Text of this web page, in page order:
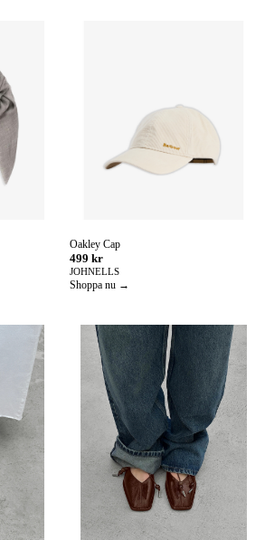
Oakley Cap
499 kr
JOHNELLS
Shoppa nu →